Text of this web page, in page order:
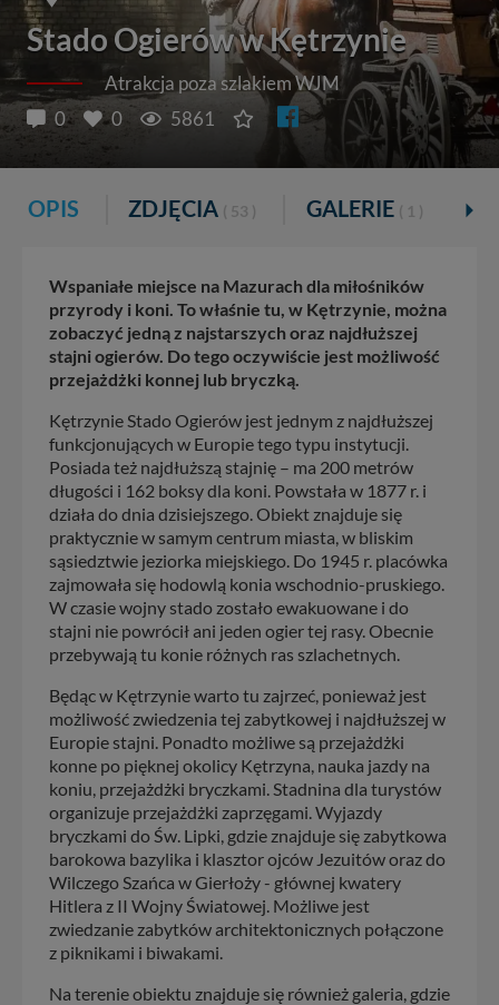
Stado Ogierów w Kętrzynie
Atrakcja poza szlakiem WJM
0
0 5861
OPIS ZDJĘCIA ( 53 ) GALERIE ( 1 )
Wspaniałe miejsce na Mazurach dla miłośników
przyrody i koni. To właśnie tu, w Kętrzynie, można
zobaczyć jedną z najstarszych oraz najdłuższej
stajni ogierów. Do tego oczywiście jest możliwość
przejażdżki konnej lub bryczką.
Kętrzynie Stado Ogierów jest jednym z najdłuższej
funkcjonujących w Europie tego typu instytucji.
Posiada też najdłuższą stajnię – ma 200 metrów
długości i 162 boksy dla koni. Powstała w 1877 r. i
działa do dnia dzisiejszego. Obiekt znajduje się
praktycznie w samym centrum miasta, w bliskim
sąsiedztwie jeziorka miejskiego. Do 1945 r. placówka
zajmowała się hodowlą konia wschodnio-pruskiego.
W czasie wojny stado zostało ewakuowane i do
stajni nie powrócił ani jeden ogier tej rasy. Obecnie
przebywają tu konie różnych ras szlachetnych.
Będąc w Kętrzynie warto tu zajrzeć, ponieważ jest
możliwość zwiedzenia tej zabytkowej i najdłuższej w
Europie stajni. Ponadto możliwe są przejażdżki
konne po pięknej okolicy Kętrzyna, nauka jazdy na
koniu, przejażdżki bryczkami. Stadnina dla turystów
organizuje przejażdżki zaprzęgami. Wyjazdy
bryczkami do Św. Lipki, gdzie znajduje się zabytkowa
barokowa bazylika i klasztor ojców Jezuitów oraz do
Wilczego Szańca w Gierłoży - głównej kwatery
Hitlera z II Wojny Światowej. Możliwe jest
zwiedzanie zabytków architektonicznych połączone
z piknikami i biwakami.
Na terenie obiektu znajduje się również galeria, gdzie